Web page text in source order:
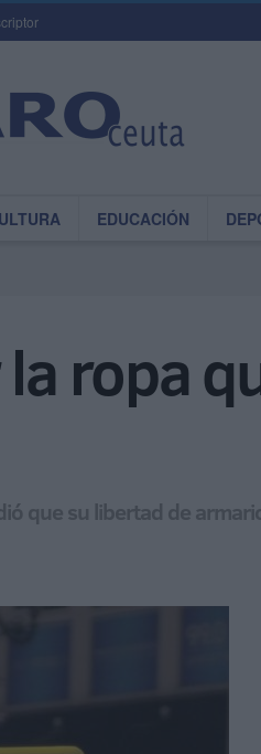
EDUCACIÓN
ropa
que su libertad de